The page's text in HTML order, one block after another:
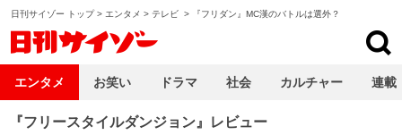
日刊サイゾー トップ> エンタメ > テレビ > 『フリダン』MC漢のバトルは選外？
『フリースタイルダンジョン』レビュー
エンタメ お笑い ドラマ 社会 カルチャー 連載